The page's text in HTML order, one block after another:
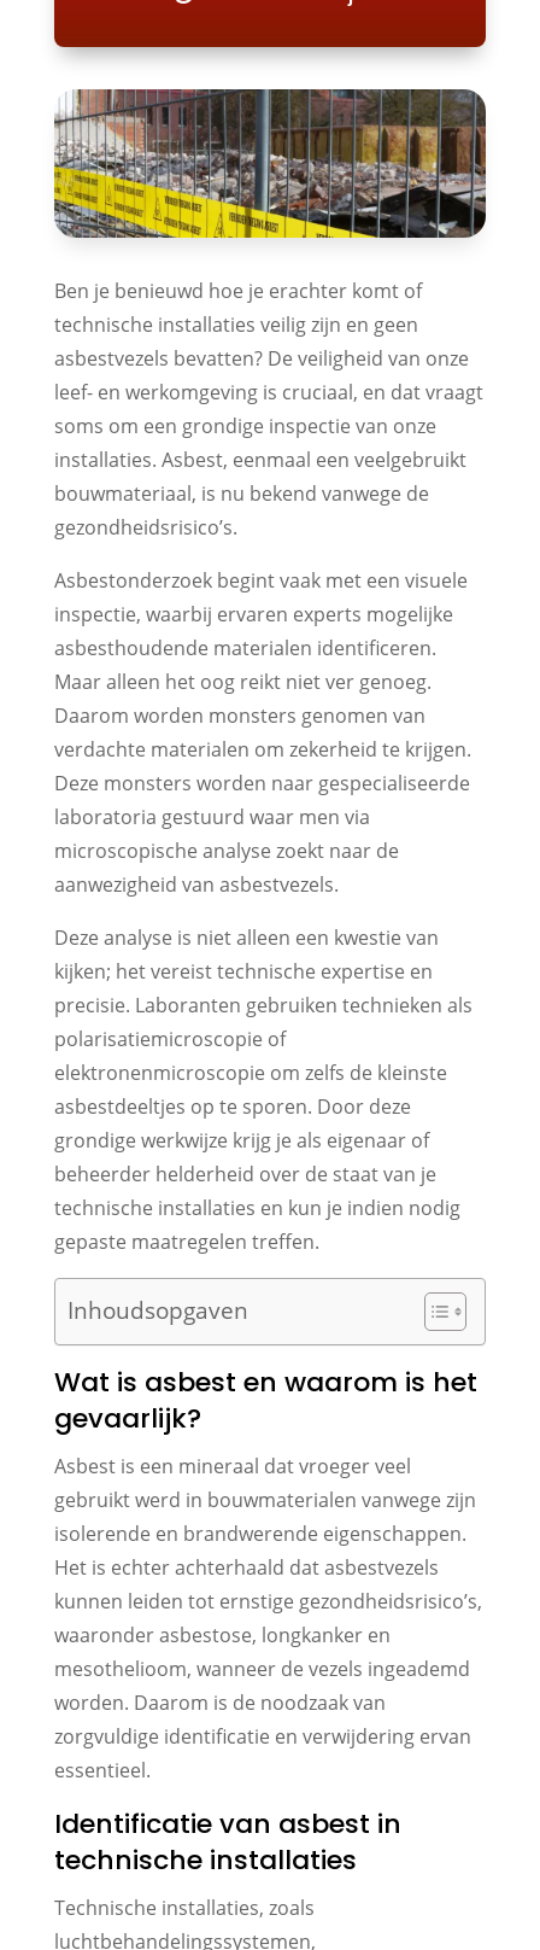
Ben je benieuwd hoe je erachter komt of
technische installaties veilig zijn en geen
asbestvezels bevatten? De veiligheid van onze
leef- en werkomgeving is cruciaal, en dat vraagt
soms om een grondige inspectie van onze
installaties. Asbest, eenmaal een veelgebruikt
bouwmateriaal, is nu bekend vanwege de
gezondheidsrisico’s.
Asbestonderzoek begint vaak met een visuele
inspectie, waarbij ervaren experts mogelijke
asbesthoudende materialen identificeren.
Maar alleen het oog reikt niet ver genoeg.
Daarom worden monsters genomen van
verdachte materialen om zekerheid te krijgen.
Deze monsters worden naar gespecialiseerde
laboratoria gestuurd waar men via
microscopische analyse zoekt naar de
aanwezigheid van asbestvezels.
Deze analyse is niet alleen een kwestie van
kijken; het vereist technische expertise en
precisie. Laboranten gebruiken technieken als
polarisatiemicroscopie of
elektronenmicroscopie om zelfs de kleinste
asbestdeeltjes op te sporen. Door deze
grondige werkwijze krijg je als eigenaar of
beheerder helderheid over de staat van je
technische installaties en kun je indien nodig
gepaste maatregelen treffen.
Inhoudsopgaven
Wat is asbest en waarom is het
gevaarlijk?
Asbest is een mineraal dat vroeger veel
gebruikt werd in bouwmaterialen vanwege zijn
isolerende en brandwerende eigenschappen.
Het is echter achterhaald dat asbestvezels
kunnen leiden tot ernstige gezondheidsrisico’s,
waaronder asbestose, longkanker en
mesothelioom, wanneer de vezels ingeademd
worden. Daarom is de noodzaak van
zorgvuldige identificatie en verwijdering ervan
essentieel.
Identificatie van asbest in
technische installaties
Technische installaties, zoals
luchtbehandelingssystemen,